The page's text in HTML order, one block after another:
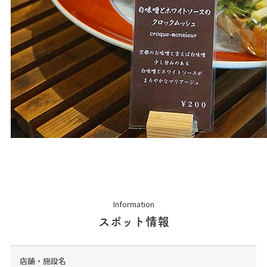
Information
スポット情報
店舗・施設名